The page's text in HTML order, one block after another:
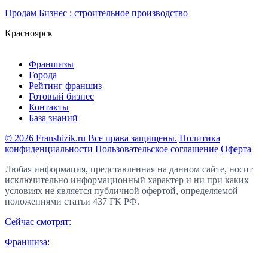
Продам Бизнес : строительное производство
Красноярск
Франшизы
Города
Рейтинг франшиз
Готовый бизнес
Контакты
База знаний
© 2026 Franshizik.ru Все права защищены. Политика
конфиденциальности Пользовательское соглашение Оферта
Любая информация, представленная на данном сайте, носит
исключительно информационный характер и ни при каких
условиях не является публичной офертой, определяемой
положениями статьи 437 ГК РФ.
Сейчас смотрят:
Франшиза: